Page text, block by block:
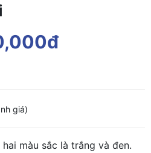
giá)
màu sắc là trắng và đen.